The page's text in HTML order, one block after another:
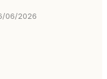
06/2026